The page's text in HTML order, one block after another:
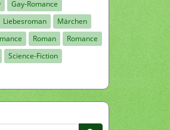
Gay-Romance
Liebesroman
Märchen
Roman
Romance
Science-Fiction